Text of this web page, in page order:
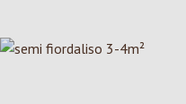
Salta la galleria di immagini